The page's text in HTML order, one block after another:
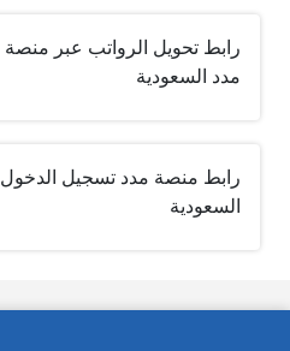
رابط تحويل الرواتب عبر منصة
مدد السعودية
رابط منصة مدد تسجيل الدخول
السعودية